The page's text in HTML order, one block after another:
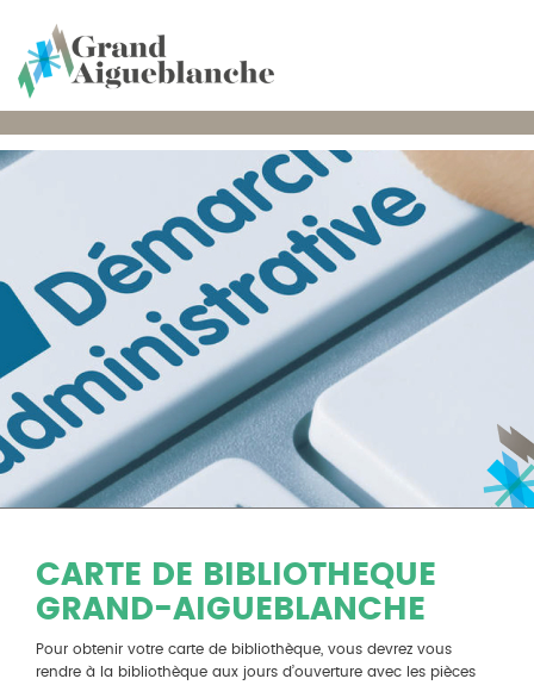
CARTE DE BIBLIOTHEQUE
GRAND-AIGUEBLANCHE
Pour obtenir votre carte de bibliothèque, vous devrez vous
rendre à la bibliothèque aux jours d’ouverture avec les pièces